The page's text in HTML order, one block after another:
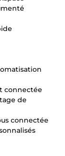
connectée
de
connectée